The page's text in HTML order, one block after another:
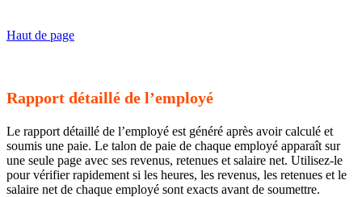
Haut de page
Rapport détaillé de l’employé
Le rapport détaillé de l’employé est généré après avoir calculé et
soumis une paie. Le talon de paie de chaque employé apparaît sur
une seule page avec ses revenus, retenues et salaire net. Utilisez-le
pour vérifier rapidement si les heures, les revenus, les retenues et le
salaire net de chaque employé sont exacts avant de soumettre.